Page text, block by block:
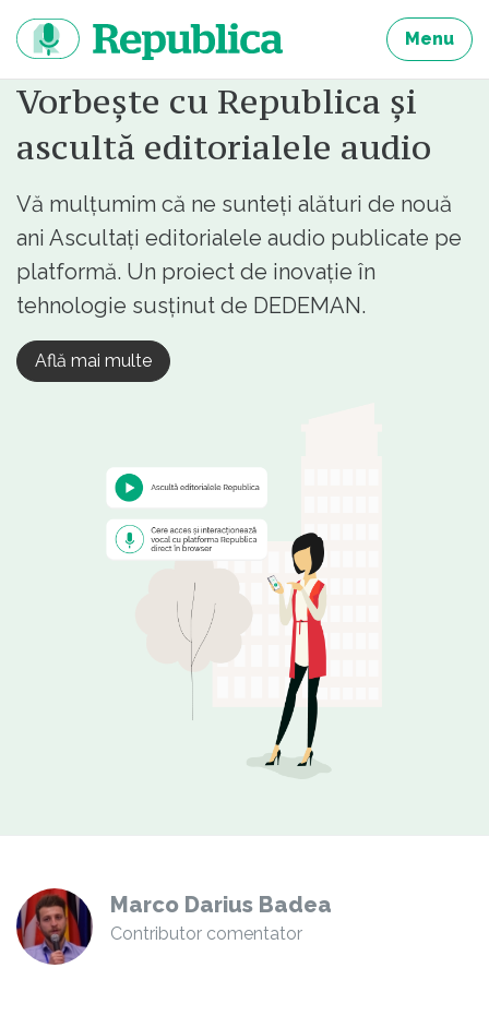
continut
Menu
Vorbește cu Republica și
ascultă editorialele audio
Vă mulțumim că ne sunteți alături de nouă
ani Ascultați editorialele audio publicate pe
platformă. Un proiect de inovație în
tehnologie susținut de DEDEMAN.
Află mai multe
Marco Darius Badea
Contributor comentator